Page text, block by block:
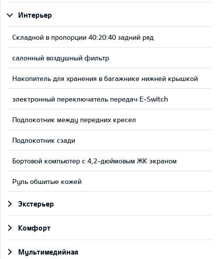
Интерьер
Складной в пропорции 40:20:40 задний ряд
салонный воздушный фильтр
Накопитель для хранения в багажнике нижней крышкой
электронный переключатель передач E-Switch
Подлокотник между передних кресел
Подлокотник сзади
Бортовой компьютер с 4,2-дюймовым ЖК экраном
Руль обшитые кожей
Экстерьер
Комфорт
Мультимедийная